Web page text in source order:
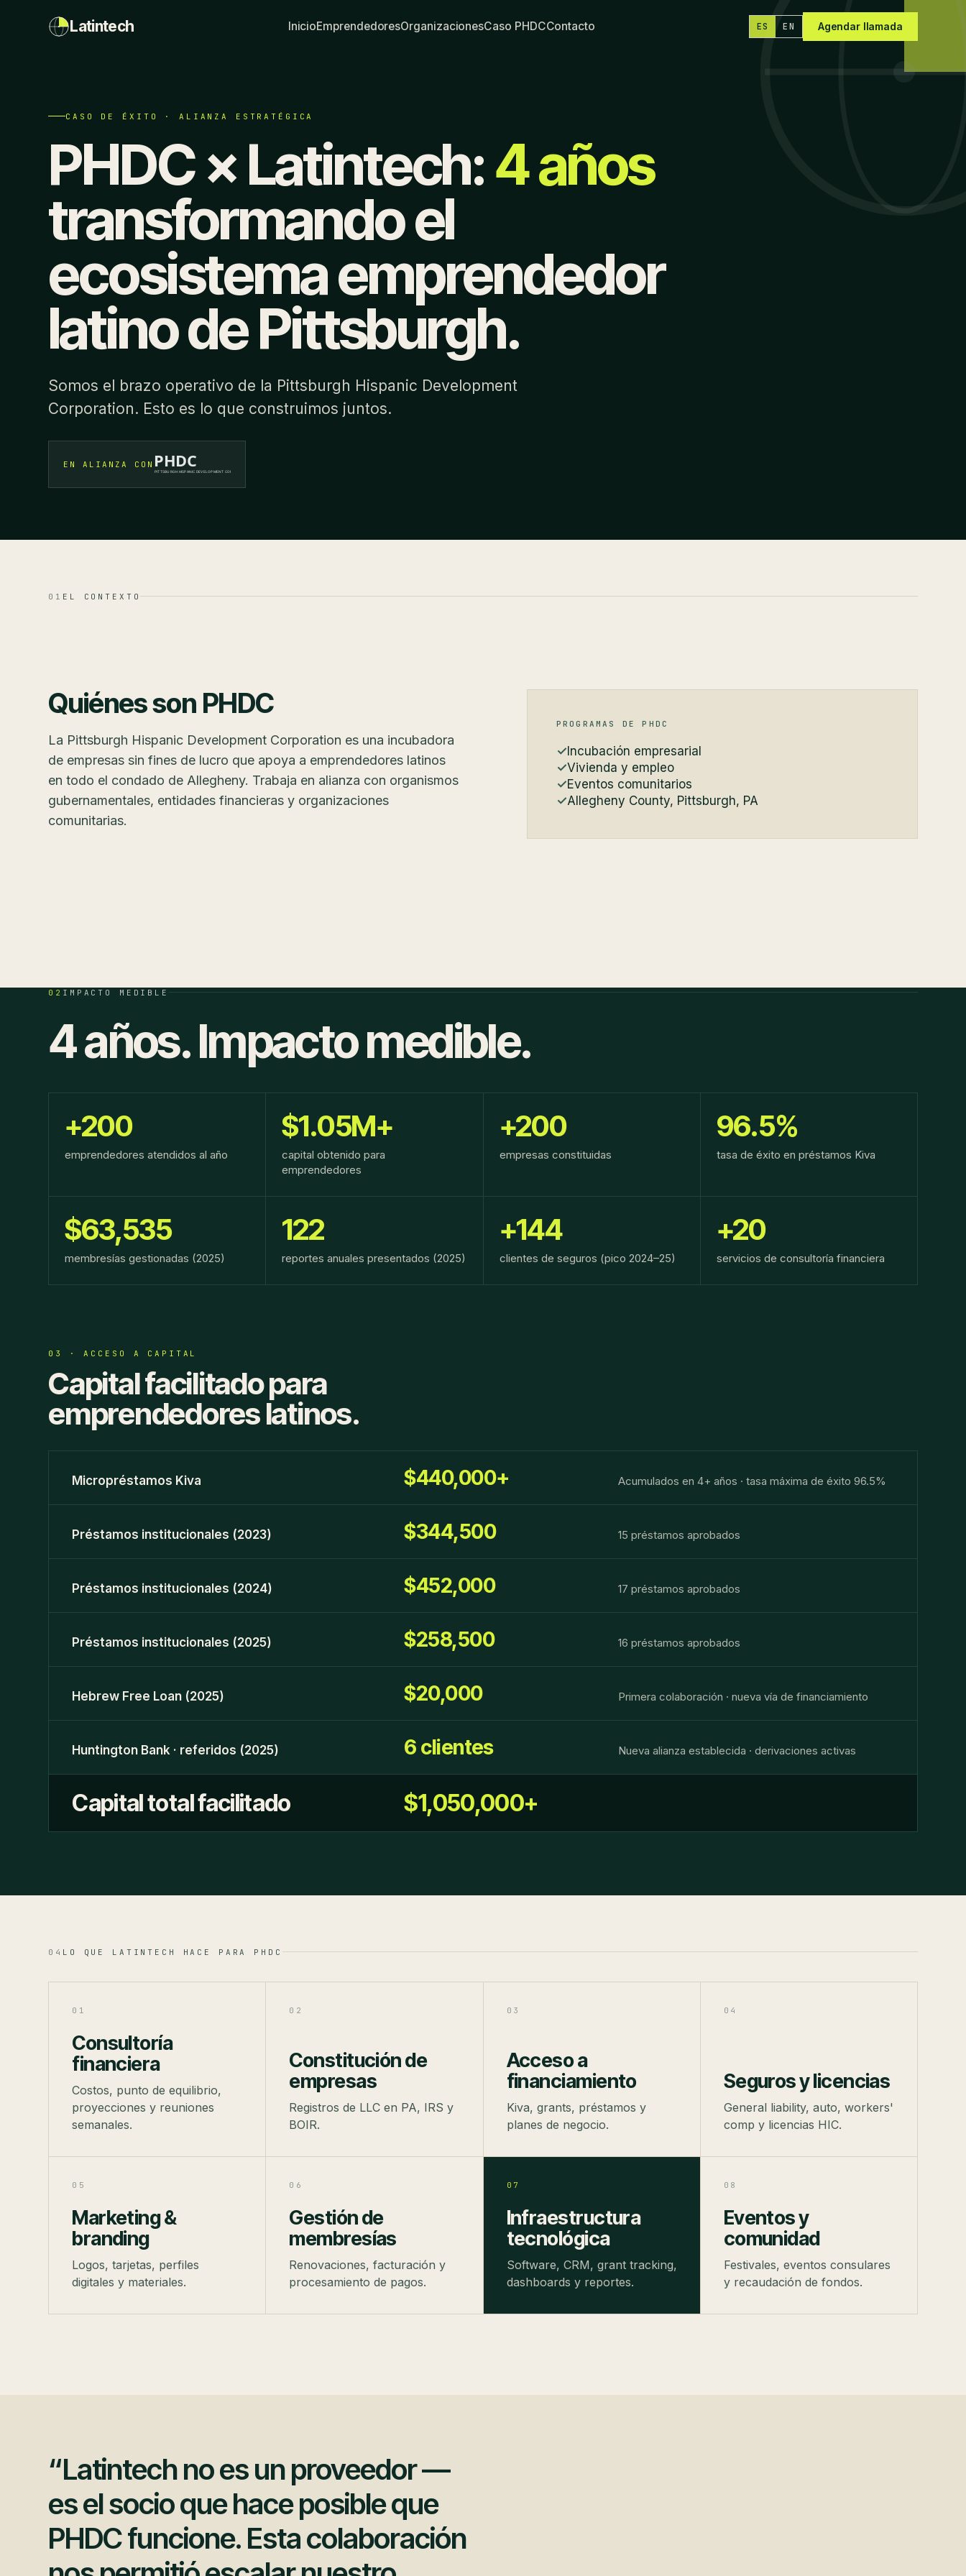
Latintech InicioEmprendedoresOrganizacionesCaso PHDCContacto ES EN Agendar llamada
CASO DE ÉXITO · ALIANZA ESTRATÉGICA
PHDC × Latintech:4 años
transformando el
ecosistema emprendedor
latino de Pittsburgh.
Somos el brazo operativo de la Pittsburgh Hispanic Development
Corporation. Esto es lo que construimos juntos.
EN ALIANZA CON
01 EL CONTEXTO
Quiénes son PHDC
La Pittsburgh Hispanic Development Corporation es una incubadora
de empresas sin fines de lucro que apoya a emprendedores latinos
en todo el condado de Allegheny. Trabaja en alianza con organismos
gubernamentales, entidades financieras y organizaciones
comunitarias.
PROGRAMAS DE PHDC
Incubación empresarial
Vivienda y empleo
Eventos comunitarios
Allegheny County, Pittsburgh, PA
02 IMPACTO MEDIBLE
4 años. Impacto medible.
+200
emprendedores atendidos al año
$1.05M+
capital obtenido para
emprendedores
+200
empresas constituidas
96.5%
tasa de éxito en préstamos Kiva
$63,535
membresías gestionadas (2025)
122
reportes anuales presentados (2025)
+144
clientes de seguros (pico 2024–25)
+20
servicios de consultoría financiera
03 · ACCESO A CAPITAL
Capital facilitado para
emprendedores latinos.
Micropréstamos Kiva $440,000+ Acumulados en 4+ años · tasa máxima de éxito 96.5%
Préstamos institucionales (2023) $344,500 15 préstamos aprobados
Préstamos institucionales (2024) $452,000 17 préstamos aprobados
Préstamos institucionales (2025) $258,500 16 préstamos aprobados
Hebrew Free Loan (2025) $20,000 Primera colaboración · nueva vía de financiamiento
Huntington Bank · referidos (2025) 6 clientes Nueva alianza establecida · derivaciones activas
Capital total facilitado $1,050,000+
04 LO QUE LATINTECH HACE PARA PHDC
01
Consultoría
financiera
Costos, punto de equilibrio,
proyecciones y reuniones
semanales.
02
Constitución de
empresas
Registros de LLC en PA, IRS y
BOIR.
03
Acceso a
financiamiento
Kiva, grants, préstamos y
planes de negocio.
04
Seguros y licencias
General liability, auto, workers'
comp y licencias HIC.
05
Marketing &
branding
Logos, tarjetas, perfiles
digitales y materiales.
06
Gestión de
membresías
Renovaciones, facturación y
procesamiento de pagos.
07
Infraestructura
tecnológica
Software, CRM, grant tracking,
dashboards y reportes.
08
Eventos y
comunidad
Festivales, eventos consulares
y recaudación de fondos.
“Latintech no es un proveedor —
es el socio que hace posible que
PHDC funcione. Esta colaboración